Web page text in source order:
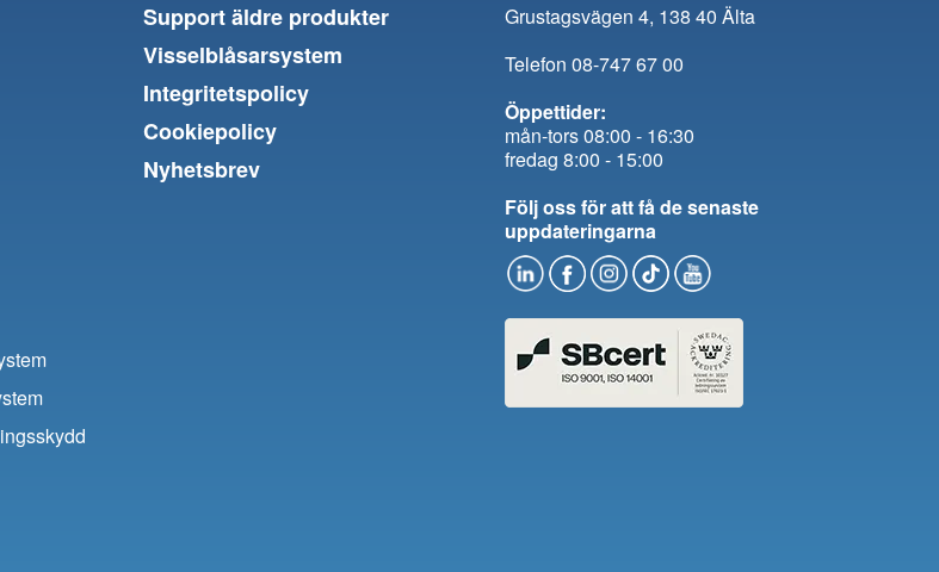
Support äldre produkter
Visselblåsarsystem
Integritetspolicy
Cookiepolicy
Nyhetsbrev
Grustagsvägen 4, 138 40 Älta
Telefon 08-747 67 00
Öppettider:
mån-tors 08:00 - 16:30
fredag 8:00 - 15:00
Följ oss för att få de senaste
uppdateringarna